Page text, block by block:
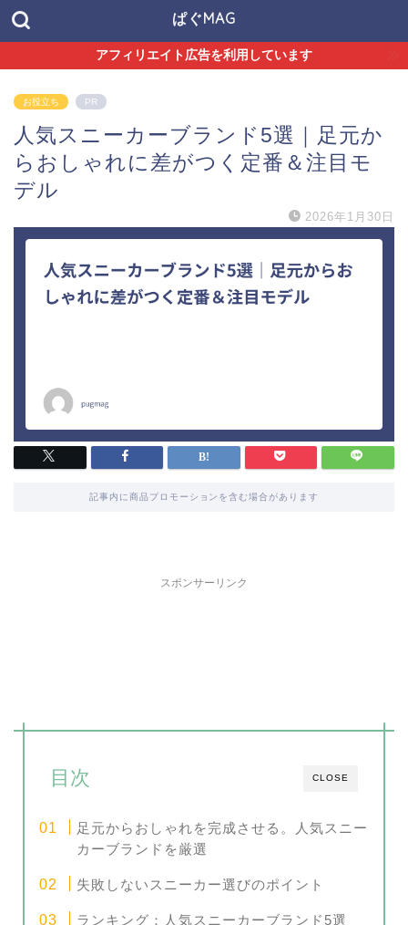
ぱぐMAG
アフィリエイト広告を利用しています
お役立ち PR
人気スニーカーブランド5選｜足元か
らおしゃれに差がつく定番＆注目モ
デル
2026年1月30日
記事内に商品プロモーションを含む場合があります
スポンサーリンク
CLOSE
目次
足元からおしゃれを完成させる。人気スニー
カーブランドを厳選
失敗しないスニーカー選びのポイント
ランキング：人気スニーカーブランド5選